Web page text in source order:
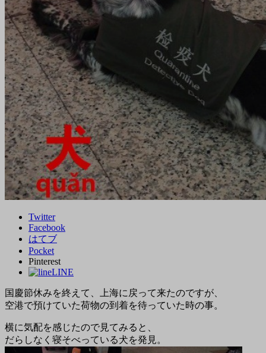
Twitter
Facebook
はてブ
Pocket
Pinterest
LINE
国慶節休みを終えて、上海に戻って来たのですが、
空港で預けていた荷物の到着を待っていた時の事。
横に気配を感じたので見てみると、
だらしなく寝そべっている犬を発見。